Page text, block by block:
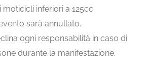
inferiori a 125cc.
sarà annullato.
ogni responsabilità in caso di
durante la manifestazione.